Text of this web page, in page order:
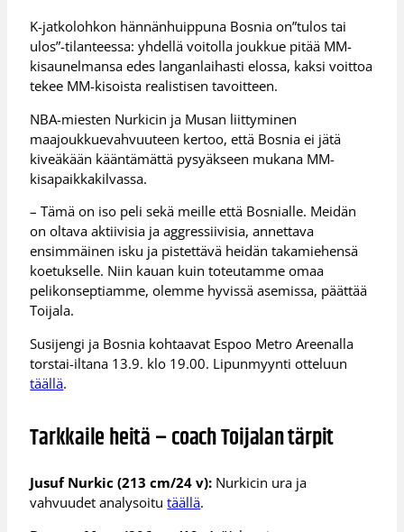
K-jatkolohkon hännänhuippuna Bosnia on”tulos tai
ulos”-tilanteessa: yhdellä voitolla joukkue pitää MM-
kisaunelmansa edes langanlaihasti elossa, kaksi voittoa
tekee MM-kisoista realistisen tavoitteen.
NBA-miesten Nurkicin ja Musan liittyminen
maajoukkuevahvuuteen kertoo, että Bosnia ei jätä
kiveäkään kääntämättä pysyäkseen mukana MM-
kisapaikkakilvassa.
– Tämä on iso peli sekä meille että Bosnialle. Meidän
on oltava aktiivisia ja aggressiivisia, annettava
ensimmäinen isku ja pistettävä heidän takamiehensä
koetukselle. Niin kauan kuin toteutamme omaa
pelikonseptiamme, olemme hyvissä asemissa, päättää
Toijala.
Susijengi ja Bosnia kohtaavat Espoo Metro Areenalla
torstai-iltana 13.9. klo 19.00. Lipunmyynti otteluun
täällä.
Tarkkaile heitä – coach Toijalan tärpit
Jusuf Nurkic (213 cm/24 v): Nurkicin ura ja
vahvuudet analysoitutäällä.